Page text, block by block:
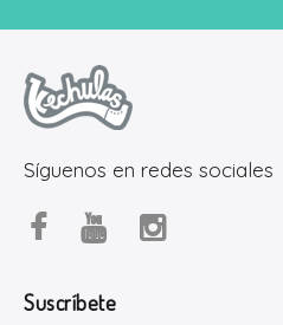
Síguenos en redes sociales
Suscríbete